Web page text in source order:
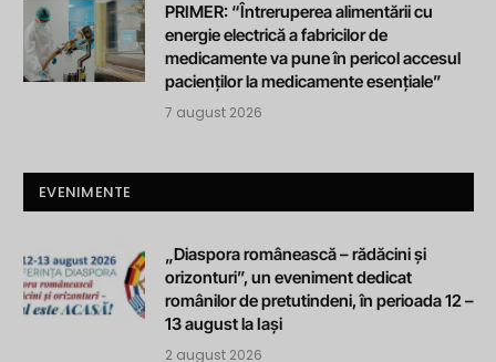
PRIMER: “Întreruperea alimentării cu
energie electrică a fabricilor de
medicamente va pune în pericol accesul
pacienților la medicamente esențiale”
7 august 2026
EVENIMENTE
„Diaspora românească – rădăcini și
orizonturi”, un eveniment dedicat
românilor de pretutindeni, în perioada 12 –
13 august la Iași
2 august 2026